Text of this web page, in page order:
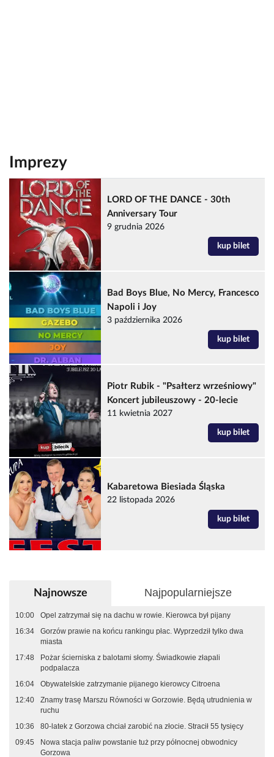
Imprezy
LORD OF THE DANCE - 30th
Anniversary Tour
9 grudnia 2026
kup bilet
Bad Boys Blue, No Mercy, Francesco
Napoli i Joy
3 października 2026
kup bilet
Piotr Rubik - "Psałterz wrześniowy"
Koncert jubileuszowy - 20-lecie
11 kwietnia 2027
kup bilet
Kabaretowa Biesiada Śląska
22 listopada 2026
kup bilet
Najnowsze Najpopularniejsze
10:00
Opel zatrzymał się na dachu w rowie. Kierowca był pijany
16:34
Gorzów prawie na końcu rankingu płac. Wyprzedził tylko dwa
miasta
17:48
Pożar ścierniska z balotami słomy. Świadkowie złapali
podpalacza
16:04
Obywatelskie zatrzymanie pijanego kierowcy Citroena
12:40
Znamy trasę Marszu Równości w Gorzowie. Będą utrudnienia w
ruchu
10:36
80-latek z Gorzowa chciał zarobić na złocie. Stracił 55 tysięcy
09:45
Nowa stacja paliw powstanie tuż przy północnej obwodnicy
Gorzowa